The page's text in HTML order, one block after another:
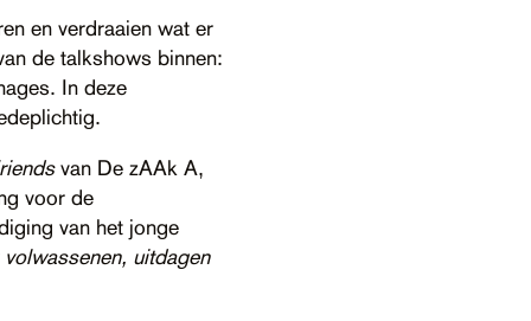
en verdraaien wat er
de talkshows binnen:
In deze
van De zAAk A,
voor de
van het jonge
uitdagen